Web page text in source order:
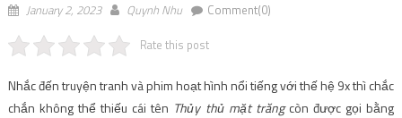
January 2, 2023 Quynh Nhu Comment(0)
Rate this post
Nhắc đến truyện tranh và phim hoạt hình nổi tiếng với thế hệ 9x thì chắc
chắn không thể thiếu cái tên Thủy thủ mặt trăngcòn được gọi bằng